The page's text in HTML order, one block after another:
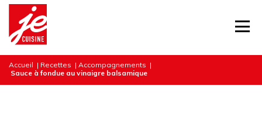
Accueil | Recettes | Accompagnements |
Sauce à fondue au vinaigre balsamique